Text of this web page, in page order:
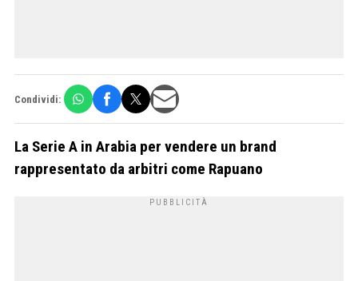
Condividi:
La Serie A in Arabia per vendere un brand
rappresentato da arbitri come Rapuano